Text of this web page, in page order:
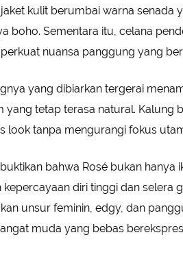
kulit berumbai warna senada
boho. Sementara itu, celana
nuansa panggung yang
yang dibiarkan tergerai
yang tetap terasa natural. Kalung
look tanpa mengurangi fokus
bahwa Rosé bukan
kepercayaan diri tinggi dan selera
unsur feminin, edgy, dan
muda yang bebas